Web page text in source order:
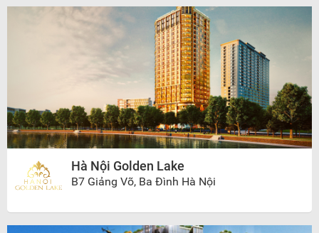
Hà Nội Golden Lake
B7 Giảng Võ, Ba Đình Hà Nội